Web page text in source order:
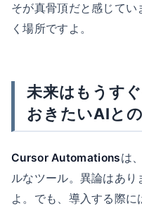
そが真骨頂だと感じて
く場所ですよ。
未来はもうす
おきたいAIと
Cursor Automationsは
ルなツール。異論はあ
よ。でも、導入する際